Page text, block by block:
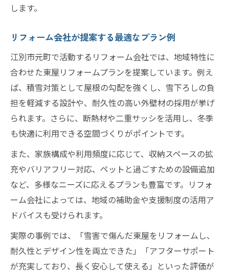
します。
リフォーム会社が提案する最適なプラン例
江別市元町で活動するリフォーム会社では、地域特性に
合わせた東屋リフォームプランを提案しています。例え
ば、積雪対策として屋根の勾配を強くし、雪下ろしの負
担を軽減する設計や、耐久性の高い外壁材の採用が挙げ
られます。さらに、断熱材や二重サッシを活用し、冬季
も快適に利用できる空間づくりがポイントです。
また、家族構成や利用頻度に応じて、収納スペースの拡
充やバリアフリー対応、ペットと過ごすための設備追加
など、多様なニーズに応えるプランも豊富です。リフォ
ーム会社によっては、地域の補助金や支援制度の活用ア
ドバイスも受けられます。
実際の事例では、「雪害で傷んだ東屋をリフォームし、
耐久性とデザイン性を両立できた」「アフターサポート
が充実しており、長く安心して使える」といった評価が